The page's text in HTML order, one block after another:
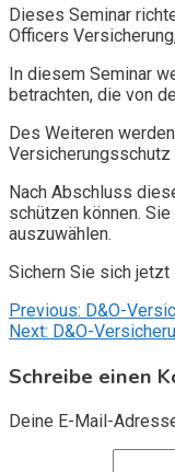
Dieses Seminar
Officers
In diesem Seminar
betrachten, die von
Des Weiteren
Versicherungsschutz
Nach Abschluss
schützen können.
auszuwählen.
Sichern Sie sich jetzt
Previous: D&O-
Next: D&O-
Schreibe einen
Deine E-Mail-